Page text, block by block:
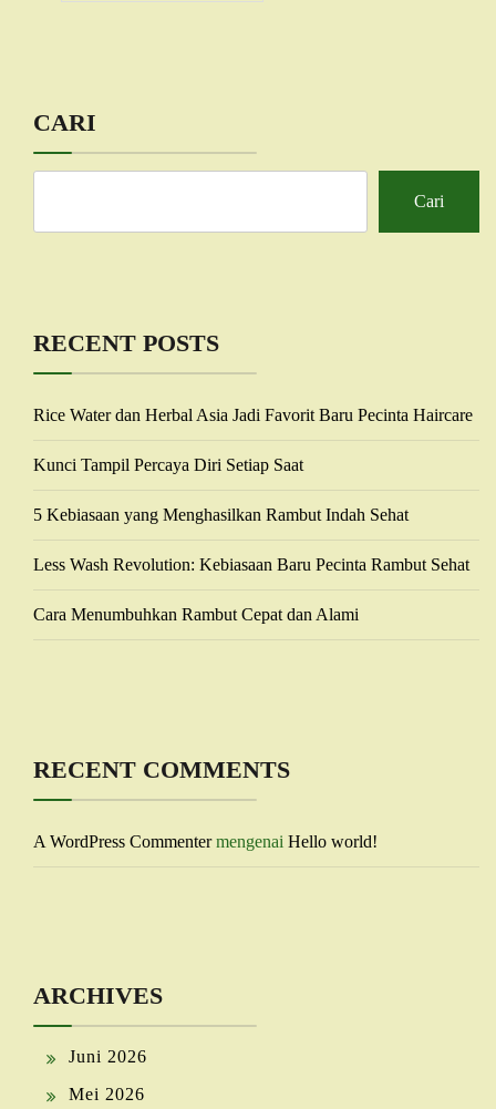
CARI
Cari
RECENT POSTS
Rice Water dan Herbal Asia Jadi Favorit Baru Pecinta Haircare
Kunci Tampil Percaya Diri Setiap Saat
5 Kebiasaan yang Menghasilkan Rambut Indah Sehat
Less Wash Revolution: Kebiasaan Baru Pecinta Rambut Sehat
Cara Menumbuhkan Rambut Cepat dan Alami
RECENT COMMENTS
A WordPress Commentermengenai Hello world!
ARCHIVES
Juni 2026
Mei 2026